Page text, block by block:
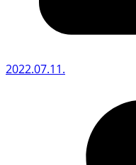
2022.07.11.